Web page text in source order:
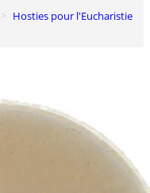
Hosties pour l'Eucharistie